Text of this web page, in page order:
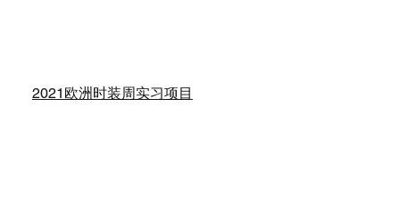
2021欧洲时装周实习项目